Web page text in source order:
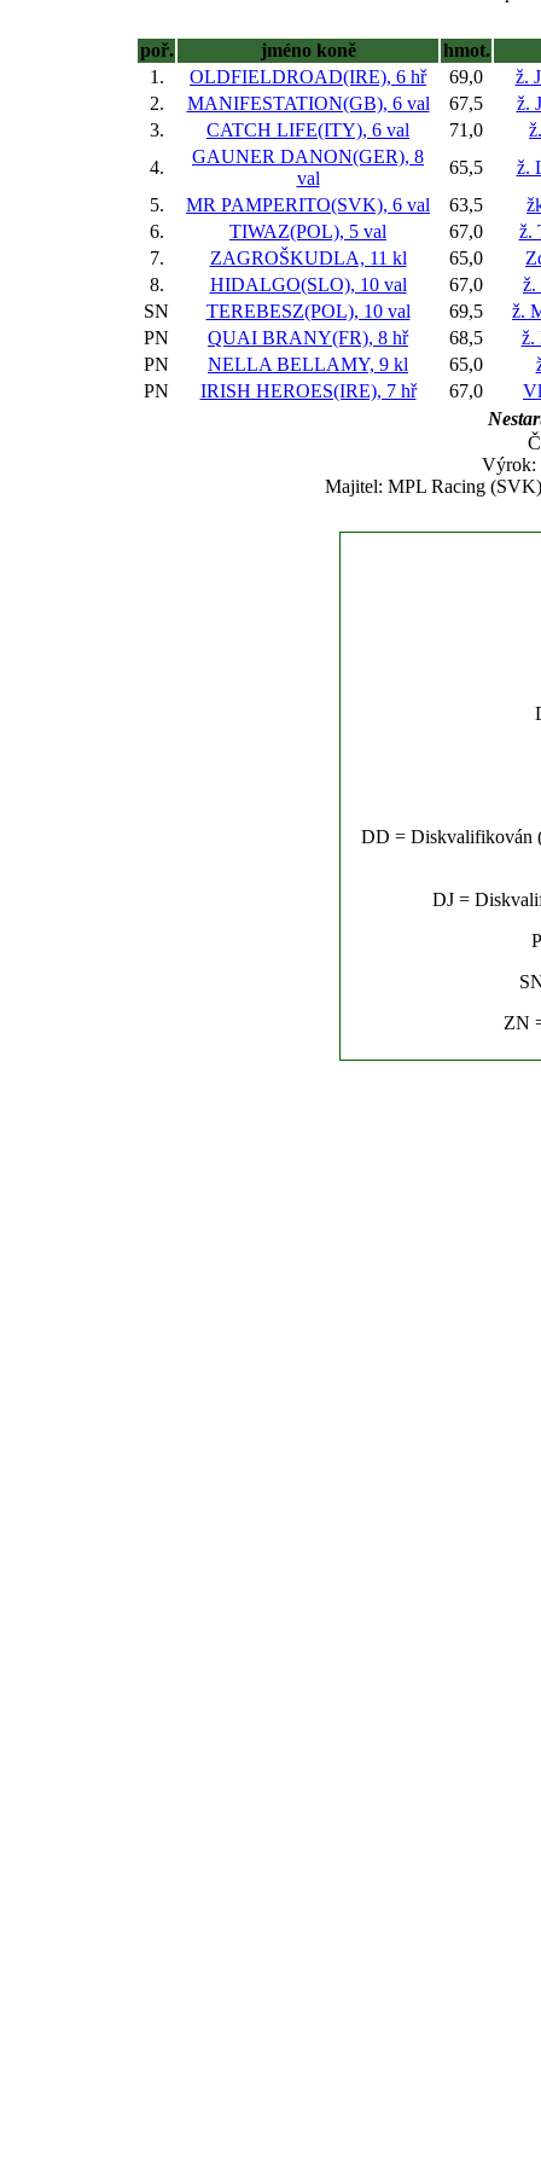
poř. jméno koně
hmot.
1.
OLDFIELDROAD(IRE), 6 hř 69,0
ž.
2.
MANIFESTATION(GB), 6 val 67,5
ž.
3.
CATCH LIFE(ITY), 6 val 71,0
4.
GAUNER DANON(GER), 8
val
65,5
ž.
5.
MR PAMPERITO(SVK), 6 val 63,5
6.
TIWAZ(POL), 5 val 67,0
ž.
7.
ZAGROŠKUDLA, 11 kl 65,0
8.
HIDALGO(SLO), 10 val 67,0
ž.
SN
TEREBESZ(POL), 10 val 69,5
ž.
PN
QUAI BRANY(FR), 8 hř 68,5
ž.
PN
NELLA BELLAMY, 9 kl 65,0
PN
IRISH HEROES(IRE), 7 hř 67,0
Výrok:
Majitel: MPL Racing
DD = Diskvalifikován
DJ =
ZN